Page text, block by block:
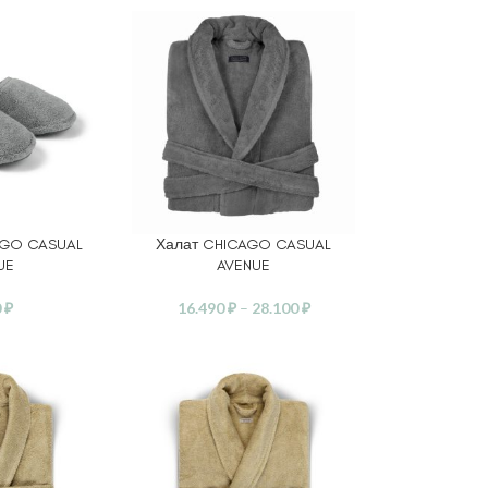
CASUAL
₽
ВЫБЕРИТЕ ПАРАМЕТРЫ
Халат CHICAGO CASUAL
AVENUE
16.490₽ – 28.100₽